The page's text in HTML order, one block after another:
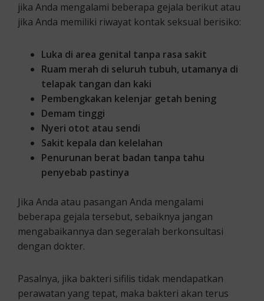
jika Anda mengalami beberapa gejala berikut atau
jika Anda memiliki riwayat kontak seksual berisiko:
Luka di area genital tanpa rasa sakit
Ruam merah di seluruh tubuh, utamanya di
telapak tangan dan kaki
Pembengkakan kelenjar getah bening
Demam tinggi
Nyeri otot atau sendi
Sakit kepala dan kelelahan
Penurunan berat badan tanpa tahu
penyebab pastinya
Jika Anda atau pasangan Anda mengalami
beberapa gejala tersebut, sebaiknya jangan
mengabaikannya dan segeralah berkonsultasi
dengan dokter.
Pasalnya, jika bakteri sifilis tidak mendapatkan
perawatan yang tepat, maka bakteri akan terus